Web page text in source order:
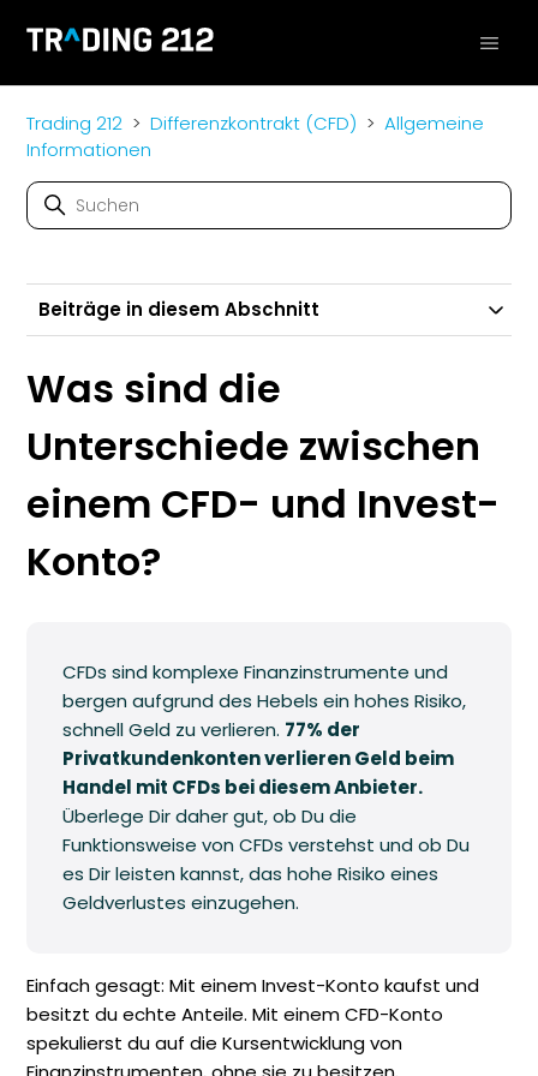
Trading 212 Differenzkontrakt (CFD)
Allgemeine
Informationen
Beiträge in diesem Abschnitt
Was sind die
Unterschiede zwischen
einem CFD- und Invest-
Konto?
CFDs sind komplexe Finanzinstrumente und
bergen aufgrund des Hebels ein hohes Risiko,
schnell Geld zu verlieren. 77% der
Privatkundenkonten verlieren Geld beim
Handel mit CFDs bei diesem Anbieter.
Überlege Dir daher gut, ob Du die
Funktionsweise von CFDs verstehst und ob Du
es Dir leisten kannst, das hohe Risiko eines
Geldverlustes einzugehen.
Einfach gesagt: Mit einem Invest-Konto kaufst und
besitzt du echte Anteile. Mit einem CFD-Konto
spekulierst du auf die Kursentwicklung von